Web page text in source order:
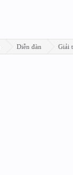
Diễn đàn Giải